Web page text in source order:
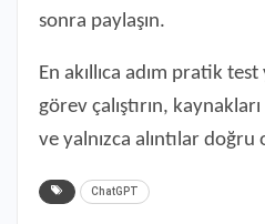
sonra paylaşın.
En akıllıca adım pratik
görev çalıştırın,
ve yalnızca alıntılar doğru
ChatGPT